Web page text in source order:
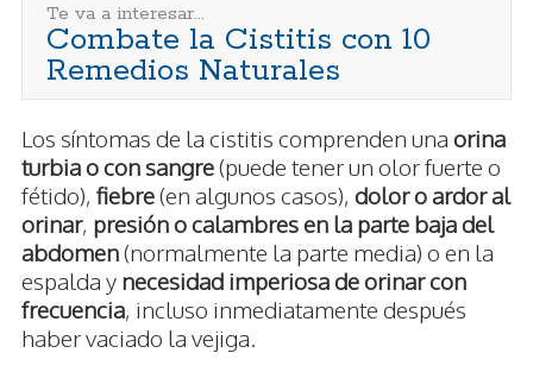
Te va a interesar...
Combate la Cistitis con 10
Remedios Naturales
Los síntomas de la cistitis comprenden una orina
turbia o con sangre(puede tener un olor fuerte o
fétido), fiebre(en algunos casos), dolor o ardor al
orinar, presión o calambres en la parte baja del
abdomen(normalmente la parte media) o en la
espalda y necesidad imperiosa de orinar con
frecuencia, incluso inmediatamente después
haber vaciado la vejiga.